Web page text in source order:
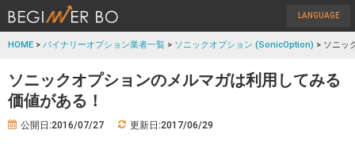
LANGUAGE
HOME > バイナリーオプション業者一覧 > ソニックオプション (SonicOption) > ソニッ
ソニックオプションのメルマガは利用してみる
価値がある！
公開日:2016/07/27 更新日:2017/06/29